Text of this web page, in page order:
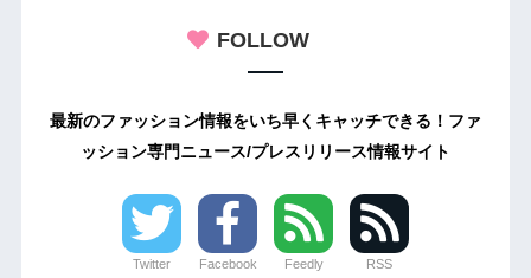
FOLLOW
最新のファッション情報をいち早くキャッチできる！ファ
ッション専門ニュース/プレスリリース情報サイト
Twitter Facebook Feedly RSS